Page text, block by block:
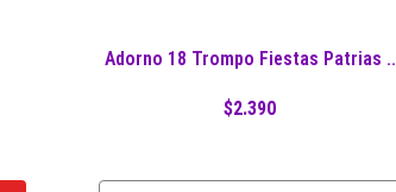
Adorno 18 Trompo Fiestas Patrias ..
$2.390